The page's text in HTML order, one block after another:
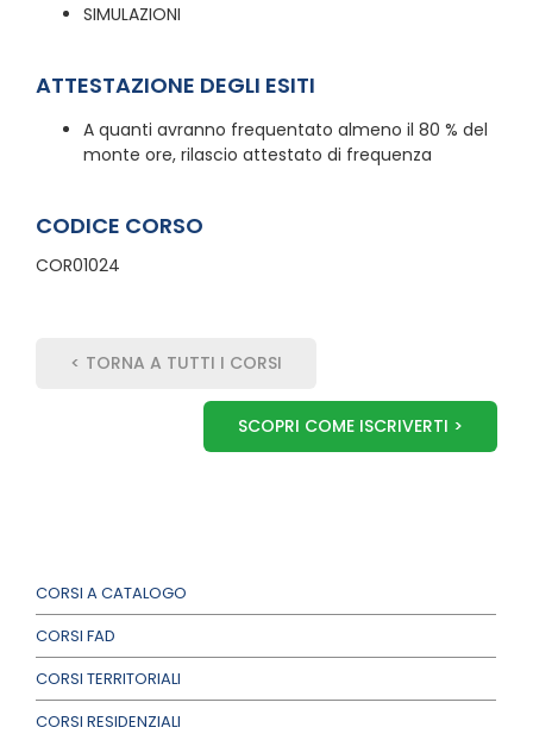
CORSI A CATALOGO
CORSI FAD
CORSI TERRITORIALI
CORSI RESIDENZIALI
SIMULAZIONI
ATTESTAZIONE DEGLI ESITI
A quanti avranno frequentato almeno il 80 % del
monte ore, rilascio attestato di frequenza
CODICE CORSO
COR01024
< TORNA A TUTTI I CORSI
SCOPRI COME ISCRIVERTI >